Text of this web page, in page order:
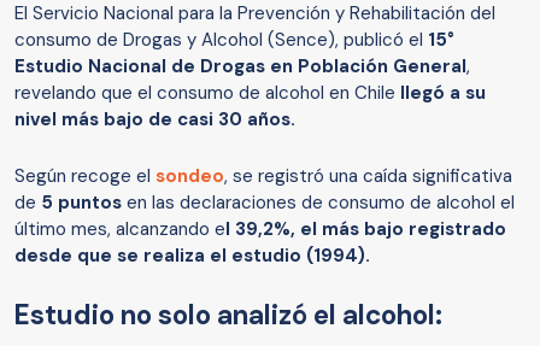
El Servicio Nacional para la Prevención y Rehabilitación del
consumo de Drogas y Alcohol (Sence), publicó el 15°
Estudio Nacional de Drogas en Población General,
revelando que el consumo de alcohol en Chile llegó a su
nivel más bajo de casi 30 años.
Según recoge el sondeo, se registró una caída significativa
de 5 puntos en las declaraciones de consumo de alcohol el
último mes, alcanzando el 39,2%, el más bajo registrado
desde que se realiza el estudio (1994).
Estudio no solo analizó el alcohol: